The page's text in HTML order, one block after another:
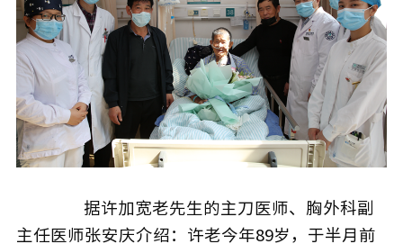
据许加宽老先生的主刀医师、胸外科副
主任医师张安庆介绍：许老今年89岁，于半月前